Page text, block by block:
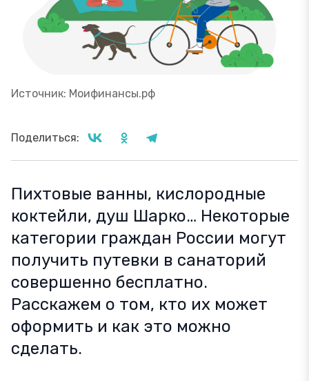
Источник: Моифинансы.рф
Поделиться:
Пихтовые ванны, кислородные
коктейли, душ Шарко… Некоторые
категории граждан России могут
получить путевки в санаторий
совершенно бесплатно.
Расскажем о том, кто их может
оформить и как это можно
сделать.